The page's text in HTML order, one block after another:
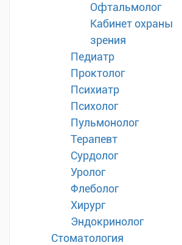
Офтальмолог
Кабинет охраны
зрения
Педиатр
Проктолог
Психиатр
Психолог
Пульмонолог
Терапевт
Сурдолог
Уролог
Флеболог
Хирург
Эндокринолог
Стоматология